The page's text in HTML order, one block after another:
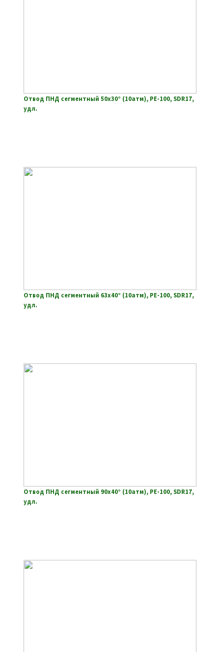
Отвод ПНД сегментный 50х30° (10атм), РЕ-100, SDR17,
удл.
Отвод ПНД сегментный 63х40° (10атм), РЕ-100, SDR17,
удл.
Отвод ПНД сегментный 90х40° (10атм), РЕ-100, SDR17,
удл.